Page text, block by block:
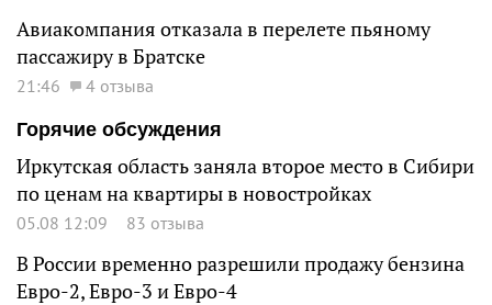
Авиакомпания отказала в перелете пьяному
пассажиру в Братске
21:46
4 отзыва
Горячие обсуждения
Иркутская область заняла второе место в Сибири
по ценам на квартиры в новостройках
05.08 12:09 83 отзыва
В России временно разрешили продажу бензина
Евро-2, Евро-3 и Евро-4